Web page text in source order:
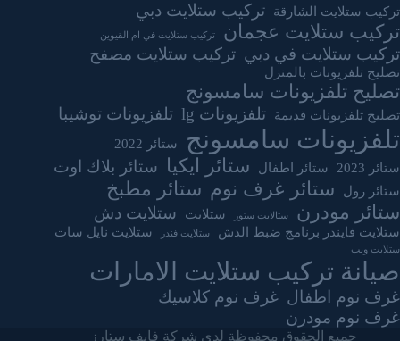
تركيب ستلايت الشارقة
تركيب ستلايت دبي
تركيب ستلايت عجمان تركيب ستلايت في ام القيوين
تركيب ستلايت في دبي تركيب ستلايت مصفح
تصليح تلفزيونات بالمنزل
تصليح تلفزيونات سامسونج
تصليح تلفزيونات قديمة تلفزيونات lg تلفزيونات توشيبا
تلفزيونات سامسونج
ستائر 2022
ستائر 2023
ستائر اطفال ستائر ايكيا ستائر بلاك اوت
ستائر رول ستائر غرف نوم ستائر مطبخ
ستائر مودرن
ستالايت ستور ستلايت ستلايت دش
ستلايت فايندر برنامج ضبط الدش ستلايت فندر ستلايت نايل سات
ستلايت ويب
صيانة تركيب ستلايت الامارات
غرف نوم اطفال غرف نوم كلاسيك
غرف نوم مودرن
جميع الحقوق محفوظة لدي شركة فايف ستارز